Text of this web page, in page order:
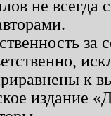
не
к
издание